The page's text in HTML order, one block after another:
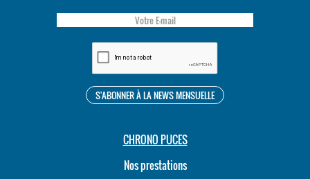
CHRONO PUCES
Nos prestations